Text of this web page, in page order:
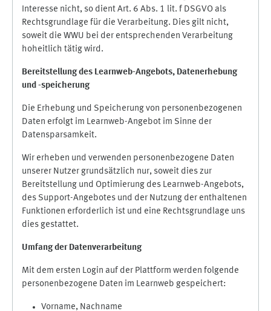
Interesse nicht, so dient Art. 6 Abs. 1 lit. f DSGVO als
Rechtsgrundlage für die Verarbeitung. Dies gilt nicht,
soweit die WWU bei der entsprechenden Verarbeitung
hoheitlich tätig wird.
Bereitstellung des Learnweb-Angebots, Datenerhebung
und -speicherung
Die Erhebung und Speicherung von personenbezogenen
Daten erfolgt im Learnweb-Angebot im Sinne der
Datensparsamkeit.
Wir erheben und verwenden personenbezogene Daten
unserer Nutzer grundsätzlich nur, soweit dies zur
Bereitstellung und Optimierung des Learnweb-Angebots,
des Support-Angebotes und der Nutzung der enthaltenen
Funktionen erforderlich ist und eine Rechtsgrundlage uns
dies gestattet.
Umfang der Datenverarbeitung
Mit dem ersten Login auf der Plattform werden folgende
personenbezogene Daten im Learnweb gespeichert:
Vorname, Nachname